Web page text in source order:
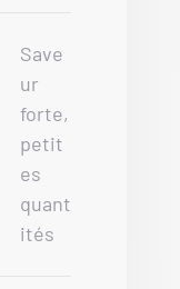
Save
ur
forte,
petit
es
quant
ités